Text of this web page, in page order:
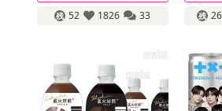
52 1826 33